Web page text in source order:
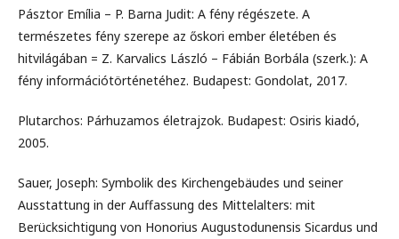
Pásztor Emília – P. Barna Judit: A fény régészete. A
természetes fény szerepe az őskori ember életében és
hitvilágában = Z. Karvalics László – Fábián Borbála (szerk.): A
fény információtörténetéhez. Budapest: Gondolat, 2017.
Plutarchos: Párhuzamos életrajzok. Budapest: Osiris kiadó,
2005.
Sauer, Joseph: Symbolik des Kirchengebäudes und seiner
Ausstattung in der Auffassung des Mittelalters: mit
Berücksichtigung von Honorius Augustodunensis Sicardus und